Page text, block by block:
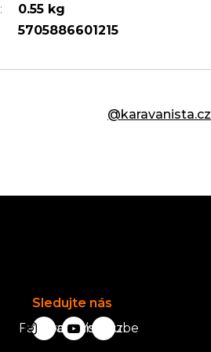
:
0.55 kg
5705886601215
@karavanista.cz
Sledujte nás
Facebook
karavanista.cz
YouTube